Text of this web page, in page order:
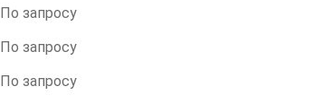
По запросу
По запросу
По запросу